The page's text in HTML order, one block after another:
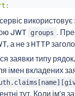
httpbin
JWT
groups .
а не з HTTP
заявки типу
імен вкладених
тут. Коли імʼя